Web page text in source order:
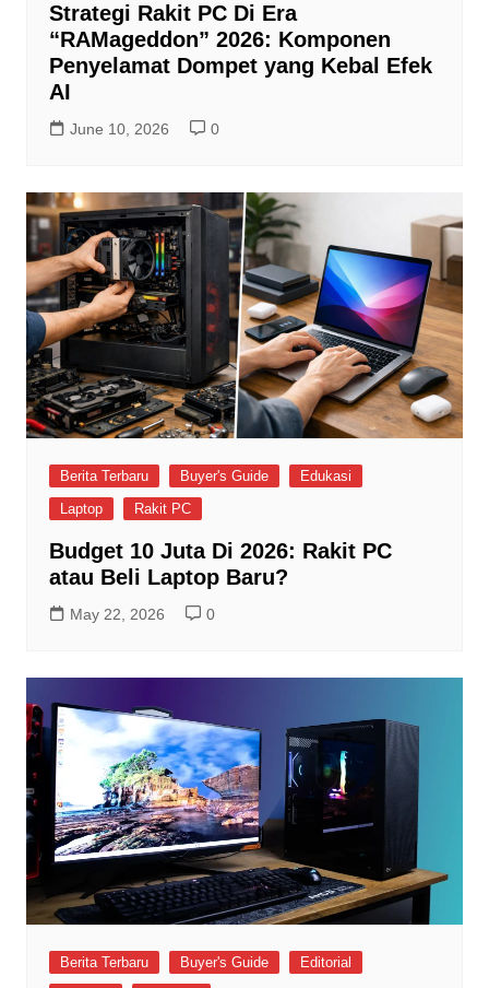
Strategi Rakit PC Di Era
“RAMageddon” 2026: Komponen
Penyelamat Dompet yang Kebal Efek
AI
June 10, 2026 0
Berita Terbaru Buyer's Guide
Edukasi
Laptop
Rakit PC
Budget 10 Juta Di 2026: Rakit PC
atau Beli Laptop Baru?
May 22, 2026 0
Berita Terbaru Buyer's Guide
Editorial